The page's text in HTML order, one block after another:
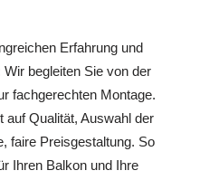
Erfahrung und
begleiten Sie von der
fachgerechten Montage.
auf Qualität, Auswahl der
faire Preisgestaltung. So
Ihren Balkon und Ihre